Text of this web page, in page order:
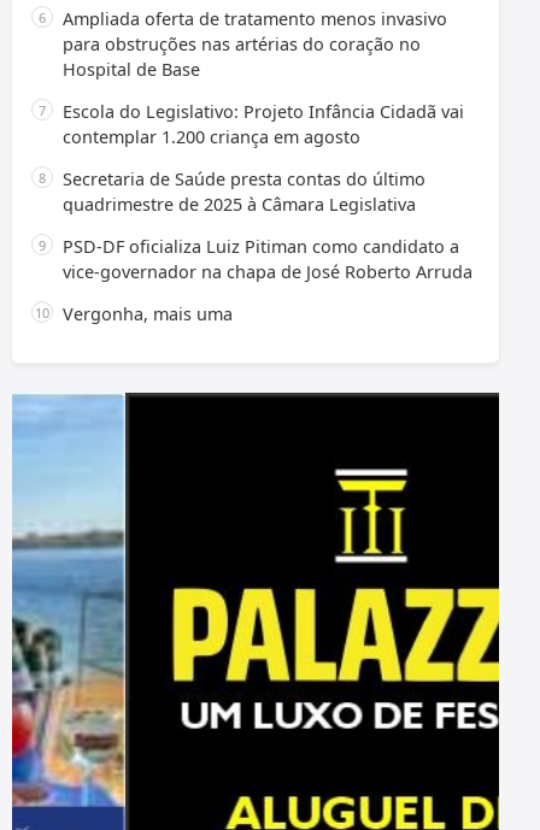
Ampliada oferta de tratamento menos invasivo
para obstruções nas artérias do coração no
Hospital de Base
Escola do Legislativo: Projeto Infância Cidadã vai
contemplar 1.200 criança em agosto
Secretaria de Saúde presta contas do último
quadrimestre de 2025 à Câmara Legislativa
PSD-DF oficializa Luiz Pitiman como candidato a
vice-governador na chapa de José Roberto Arruda
Vergonha, mais uma